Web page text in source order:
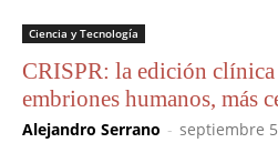
Ciencia y Tecnología
CRISPR: la edición
embriones humanos, más
Alejandro Serrano - septiembre